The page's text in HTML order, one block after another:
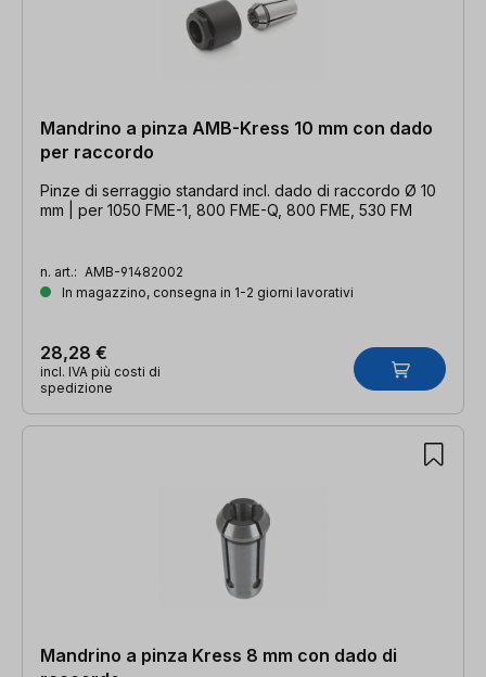
Mandrino a pinza AMB-Kress 10 mm con dado
per raccordo
Pinze di serraggio standard incl. dado di raccordo Ø 10
mm | per 1050 FME-1, 800 FME-Q, 800 FME, 530 FM
n. art.: AMB-91482002
In magazzino, consegna in 1-2 giorni lavorativi
28,28 €
incl. IVA più costi di
spedizione
Mandrino a pinza Kress 8 mm con dado di